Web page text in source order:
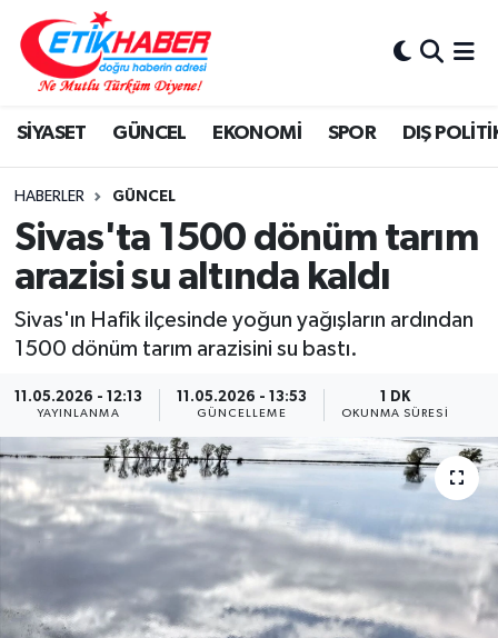
SİYASET GÜNCEL EKONOMİ SPOR DIŞ
HABERLER GÜNCEL
Sivas'ta 1500 dönüm tarım
arazisi su altında kaldı
Sivas'ın Hafik ilçesinde yoğun yağışların ardından
1500 dönüm tarım arazisini su bastı.
11.05.2026 - 12:13
YAYINLANMA
11.05.2026 - 13:53
GÜNCELLEME
1 DK
OKUNMA SÜRESI
BİLİM-TEKNOLOJİ
DIŞ POLİTİKA
DÜNYA
EĞİTİM GENÇLİK
EKONOMİ
KÜLTÜR-SANAT-MAGAZİN
MEDYA
ÖZEL HABER
RÖPORTAJLAR
Nöbetçi Eczaneler
Hava Durumu
İstanbul Namaz Vakitleri
Trafik Durumu
Süper Lig Puan Durumu ve Fikstür
Son Dakika Haberleri
Haber Arşivi